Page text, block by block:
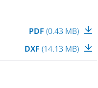
PDF (0.43 MB)
DXF (14.13 MB)